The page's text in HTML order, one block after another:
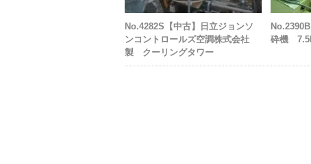
No.4282S【中古】日立ジョンソ
ンコントロールズ空調株式会社
製 クーリングタワー
砕機